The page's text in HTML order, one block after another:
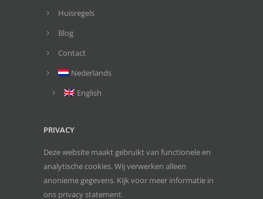
Huisregels
Blog
Contact
Nederlands
English
PRIVACY
Deze website maakt gebruikt van functionele en
analytische cookies. Wij verwerken alleen
anonieme gegevens. Kijk voor meer informatie in
ons privacy statement.